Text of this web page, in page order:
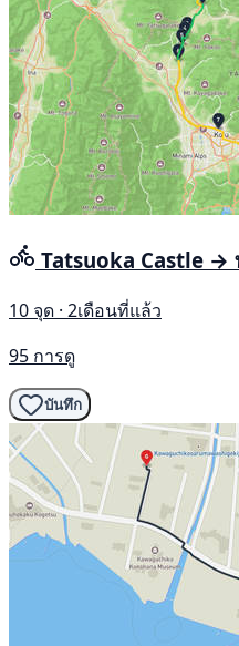
Tatsuoka Castle →
10 จุด · 2เดือนที่แล้ว
95 การดู
บันทึก